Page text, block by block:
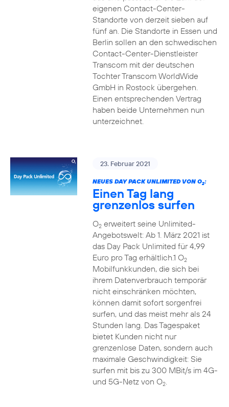
eigenen Contact-Center-
Standorte von derzeit sieben auf
fünf an. Die Standorte in Essen und
Berlin sollen an den schwedischen
Contact-Center-Dienstleister
Transcom mit der deutschen
Tochter Transcom WorldWide
GmbH in Rostock übergehen.
Einen entsprechenden Vertrag
haben beide Unternehmen nun
unterzeichnet.
23. Februar 2021
NEUES DAY PACK UNLIMITED VON O2:
Einen Tag lang
grenzenlos surfen
O2erweitert seine Unlimited-
Angebotswelt: Ab 1. März 2021 ist
das Day Pack Unlimited für 4,99
Euro pro Tag erhältlich.1 O2
Mobilfunkkunden, die sich bei
ihrem Datenverbrauch temporär
nicht einschränken möchten,
können damit sofort sorgenfrei
surfen, und das meist mehr als 24
Stunden lang. Das Tagespaket
bietet Kunden nicht nur
grenzenlose Daten, sondern auch
maximale Geschwindigkeit: Sie
surfen mit bis zu 300 MBit/s im 4G-
und 5G-Netz von O2.